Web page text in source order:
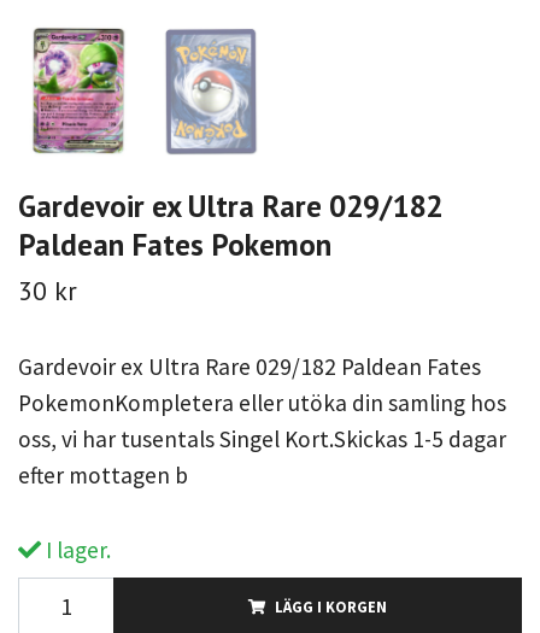
Gardevoir ex Ultra Rare 029/182
Paldean Fates Pokemon
30 kr
Gardevoir ex Ultra Rare 029/182 Paldean Fates
PokemonKompletera eller utöka din samling hos
oss, vi har tusentals Singel Kort.Skickas 1-5 dagar
efter mottagen b
I lager.
LÄGG I KORGEN